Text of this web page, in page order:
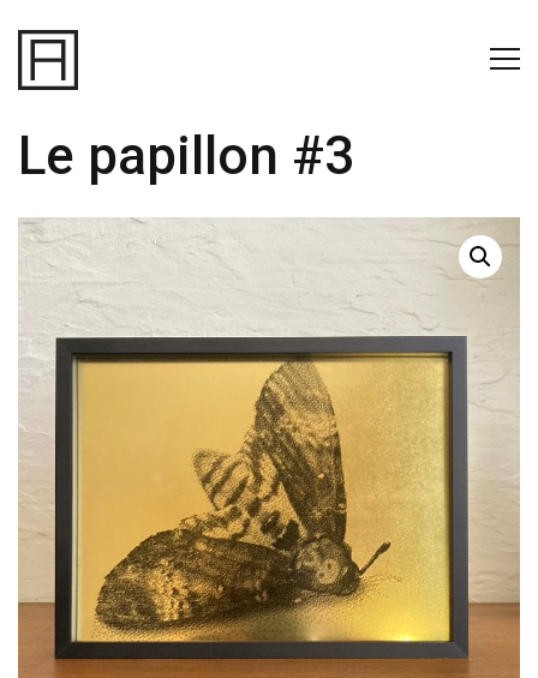
Le papillon #3